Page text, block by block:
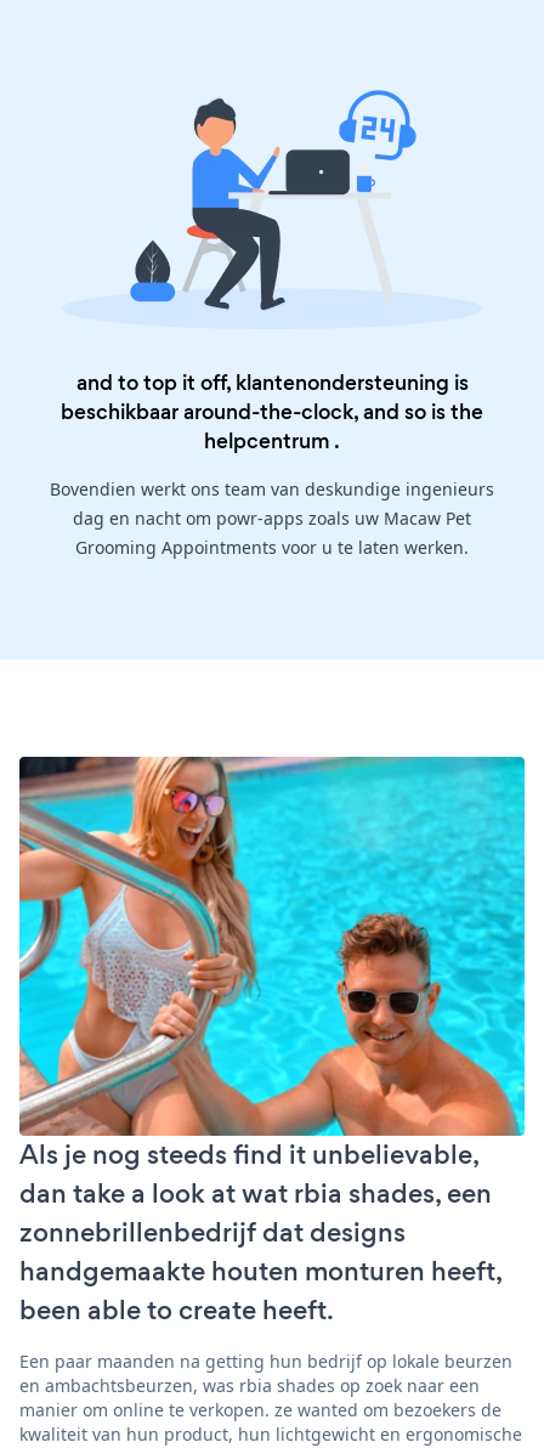
and to top it off, klantenondersteuning is
beschikbaar around-the-clock, and so is the
helpcentrum .
Bovendien werkt ons team van deskundige ingenieurs
dag en nacht om powr-apps zoals uw Macaw Pet
Grooming Appointments voor u te laten werken.
Als je nog steeds find it unbelievable,
dan take a look at wat rbia shades, een
zonnebrillenbedrijf dat designs
handgemaakte houten monturen heeft,
been able to create heeft.
Een paar maanden na getting hun bedrijf op lokale beurzen
en ambachtsbeurzen, was rbia shades op zoek naar een
manier om online te verkopen. ze wanted om bezoekers de
kwaliteit van hun product, hun lichtgewicht en ergonomische